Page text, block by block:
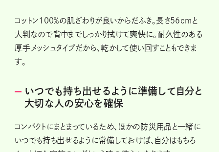
コットン100％の肌ざわりが良いからだふき。長さ56cmと
大判なので背中までしっかり拭けて爽快に。耐久性のある
厚手メッシュタイプだから、乾かして使い回すこともできま
す。
いつでも持ち出せるように準備して自分と
大切な人の安心を確保
コンパクトにまとまっているため、ほかの防災用品と一緒に
いつでも持ち出せるように常備しておけば、自分はもちろ